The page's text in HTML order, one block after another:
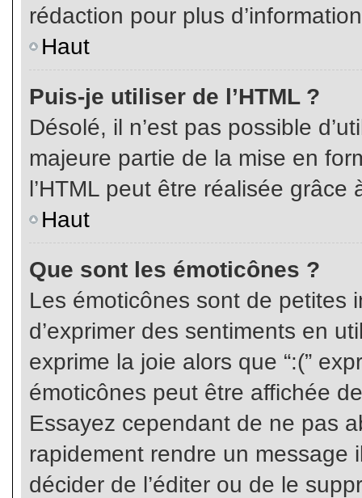
rédaction pour plus
Haut
Puis-je utiliser de l’HTML ?
Désolé, il n’est pas possible
majeure partie de la mise en
l’HTML peut être réalisée grâce
Haut
Que sont les émoticônes ?
Les émoticônes sont de petites
d’exprimer des sentiments en
exprime la joie alors que “:(”
émoticônes peut être affichée
Essayez cependant de ne pas
rapidement rendre un message
décider de l’éditer ou de le